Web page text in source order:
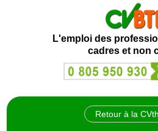
L'emploi des
cadres et non
Retour à la